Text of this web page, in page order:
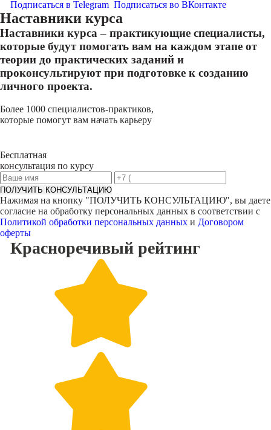
Подписаться в Telegram Подписаться во ВКонтакте
Наставники курса
Наставники курса – практикующие специалисты,
которые будут помогать вам на каждом этапе от
теории до практических заданий и
проконсультируют при подготовке к созданию
личного проекта.
Более 1000 специалистов-практиков,
которые помогут вам начать карьеру
Бесплатная
консультация по курсу
ПОЛУЧИТЬ КОНСУЛЬТАЦИЮ
Нажимая на кнопку "ПОЛУЧИТЬ КОНСУЛЬТАЦИЮ", вы даете
согласие на обработку персональных данных в соответствии с
Политикой обработки персональных данных и Договором
оферты
Красноречивый рейтинг